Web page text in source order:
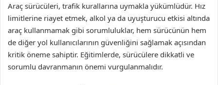
Araç sürücüleri, trafik kurallarına uymakla yükümlüdür. Hız
limitlerine riayet etmek, alkol ya da uyuşturucu etkisi altında
araç kullanmamak gibi sorumluluklar, hem sürücünün hem
de diğer yol kullanıcılarının güvenliğini sağlamak açısından
kritik öneme sahiptir. Eğitimlerde, sürücülere dikkatli ve
sorumlu davranmanın önemi vurgulanmalıdır.